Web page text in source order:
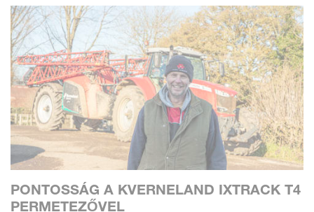
PONTOSSÁG A KVERNELAND IXTRACK T4
PERMETEZŐVEL